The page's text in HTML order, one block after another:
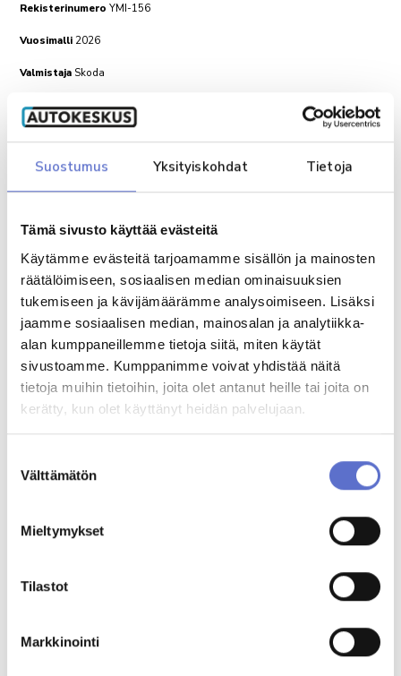
Suostumus Yksityiskohdat Tietoja
Tämä sivusto käyttää evästeitä
Käytämme evästeitä tarjoamamme sisällön ja mainosten
räätälöimiseen, sosiaalisen median ominaisuuksien
tukemiseen ja kävijämäärämme analysoimiseen. Lisäksi
jaamme sosiaalisen median, mainosalan ja analytiikka-
alan kumppaneillemme tietoja siitä, miten käytät
sivustoamme. Kumppanimme voivat yhdistää näitä
tietoja muihin tietoihin, joita olet antanut heille tai joita on
kerätty, kun olet käyttänyt heidän palvelujaan.
valinta
Välttämätön
Mieltymykset
Tilastot
Markkinointi
RekisterinumeroYMI-156
Vuosimalli 2026
Valmistaja Skoda
MalliFabia
Varausmaksun suoritettuasi saat siitä vielä erillisen vahvistuksen
Varausmaksu vähennetään lopullisesta kauppasummasta
Varsinainen kauppasopimus ja maksutapavalinnat tehdään
yhdessä myyjän kanssa
Jos päätätkin olla ostamatta autoa, varausmaksu palautetaan
Minulle saa lähettää markkinointiviestejä.
Lisätietoa
Olen tutustunutrekisteriselosteeseen*
Varausmaksu suoritetaan Paytrail-palvelulla
luottolaitosten kanssa. Paytrail Oyj näkyy maksun saajana tiliotteella tai
korttilaskulla ja välittää maksun kauppiaalle. Paytrail Oyj:llä on
Paytrail Oyj, y-tunnus: 2122839-7
Innova 2
Lisätietoja